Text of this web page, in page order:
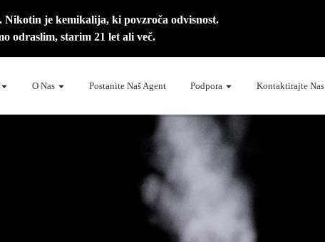
je kemikalija, ki povzroča odvisnost.
odraslim, starim 21 let ali več.
O Nas Postanite Naš Agent Podpora Kontaktirajte Nas